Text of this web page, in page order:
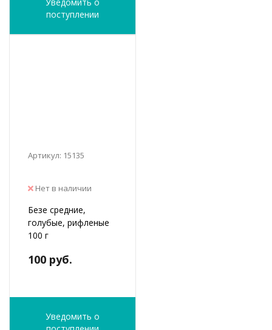
поступлении
Артикул: 15135
Нет в наличии
Безе средние,
голубые, рифленые
100 г
100 руб.
Уведомить о